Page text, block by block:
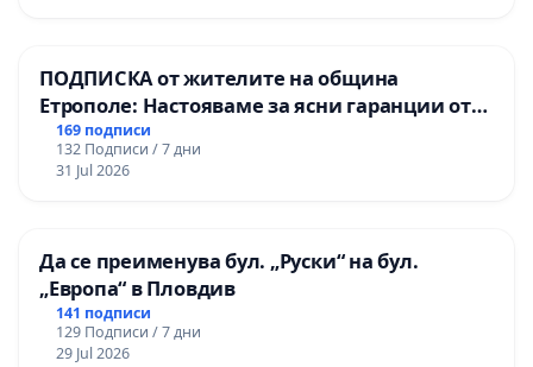
ПОДПИСКА от жителите на община
Етрополе: Настояваме за ясни гаранции от
“Елаците-МЕД” АД и от държавата, че ще се
изпълнят всички екологични норми!
169 подписи
132 Подписи / 7 дни
31 Jul 2026
Да се преименува бул. „Руски“ на бул.
„Европа“ в Пловдив
141 подписи
129 Подписи / 7 дни
29 Jul 2026